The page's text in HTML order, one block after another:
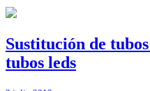
Sustitución de
tubos leds